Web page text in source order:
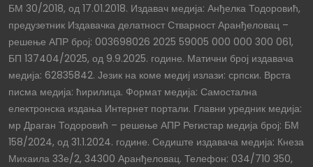
БМ 30/2018, од 17.01.2018. Издавач медија: Анђелка Тодоровић,
предузетник Издавачка делатност Стварност Аранђеловац –
решење АПР број: 003698026 2025 59005 000 000 300 061,
БП 137404/2025, од 9.9.2025. године. Матични број издавача
медија: 62835842. Језик на коме медиј излази: српски. Врста
писма медија: ћирилица. Формат медија: Самостална
електронска издања Интернет портали. Главни уредник медија:
мр Драган Тодоровић – решење АПР Регистар медија број: БМ
158/2024, од 31.1.2024. године. Седиште издавача медија: Кнеза
Михаила 33е/2, 34300 Аранђеловац. Телефон: 034/710 350,